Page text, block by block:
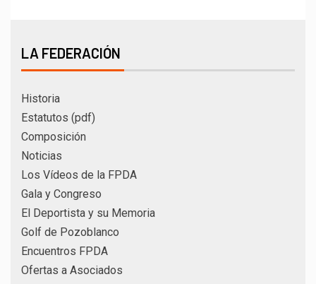
LA FEDERACIÓN
Historia
Estatutos (pdf)
Composición
Noticias
Los Vídeos de la FPDA
Gala y Congreso
El Deportista y su Memoria
Golf de Pozoblanco
Encuentros FPDA
Ofertas a Asociados